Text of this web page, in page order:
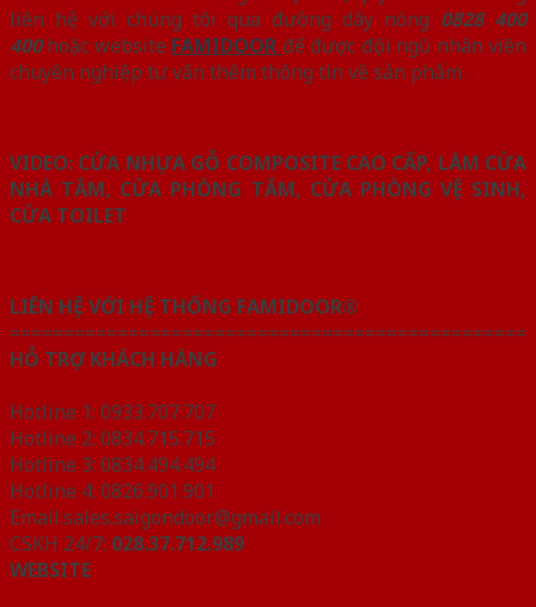
liên hệ với chúng tôi qua đường dây nóng 0828 400
400hoặc website FAMIDOOR để được đội ngũ nhân viên
chuyên nghiệp tư vấn thêm thông tin về sản phẩm.
VIDEO: CỬA NHỰA GỖ COMPOSITE CAO CẤP, LÀM CỬA
NHÀ TẮM, CỬA PHÒNG TẮM, CỬA PHÒNG VỆ SINH,
CỬA TOILET
LIÊN HỆ VỚI HỆ THỐNG FAMIDOOR®
================================================
HỖ TRỢ KHÁCH HÀNG
Hotline 1: 0933.707.707
Hotline 2: 0834.715.715
Hotline 3: 0834.494.494
Hotline 4: 0826.901.901
Email:sales.saigondoor@gmail.com
CSKH 24/7: 028.37.712.989
WEBSITE